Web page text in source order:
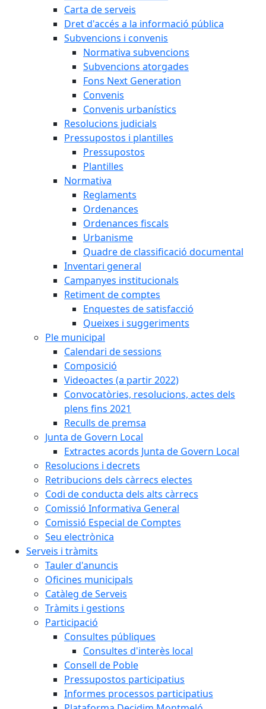
Carta de serveis
Dret d'accés a la informació pública
Subvencions i convenis
Normativa subvencions
Subvencions atorgades
Fons Next Generation
Convenis
Convenis urbanístics
Resolucions judicials
Pressupostos i plantilles
Pressupostos
Plantilles
Normativa
Reglaments
Ordenances
Ordenances fiscals
Urbanisme
Quadre de classificació documental
Inventari general
Campanyes institucionals
Retiment de comptes
Enquestes de satisfacció
Queixes i suggeriments
Ple municipal
Calendari de sessions
Composició
Videoactes (a partir 2022)
Convocatòries, resolucions, actes dels
plens fins 2021
Reculls de premsa
Junta de Govern Local
Extractes acords Junta de Govern Local
Resolucions i decrets
Retribucions dels càrrecs electes
Codi de conducta dels alts càrrecs
Comissió Informativa General
Comissió Especial de Comptes
Seu electrònica
Serveis i tràmits
Tauler d'anuncis
Oficines municipals
Catàleg de Serveis
Tràmits i gestions
Participació
Consultes públiques
Consultes d'interès local
Consell de Poble
Pressupostos participatius
Informes processos participatius